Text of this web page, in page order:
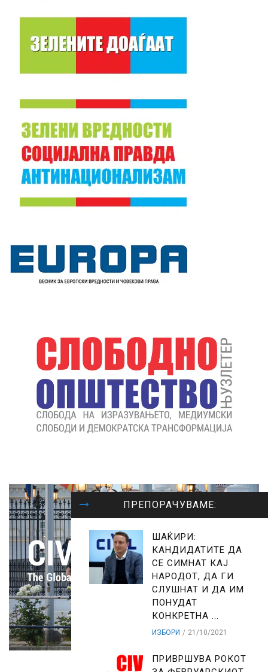
ПРЕПОРАЧУВАМЕ:
ШАЌИРИ:
КАНДИДАТИТЕ ДА
СЕ СИМНАТ КАЈ
НАРОДОТ, ДА ГИ
СЛУШНАТ И ДА ИМ
ПОНУДАТ
КОНКРЕТНА ...
ИЗБОРИ 21/10/2021
ПРИВРШУВА РОКОТ